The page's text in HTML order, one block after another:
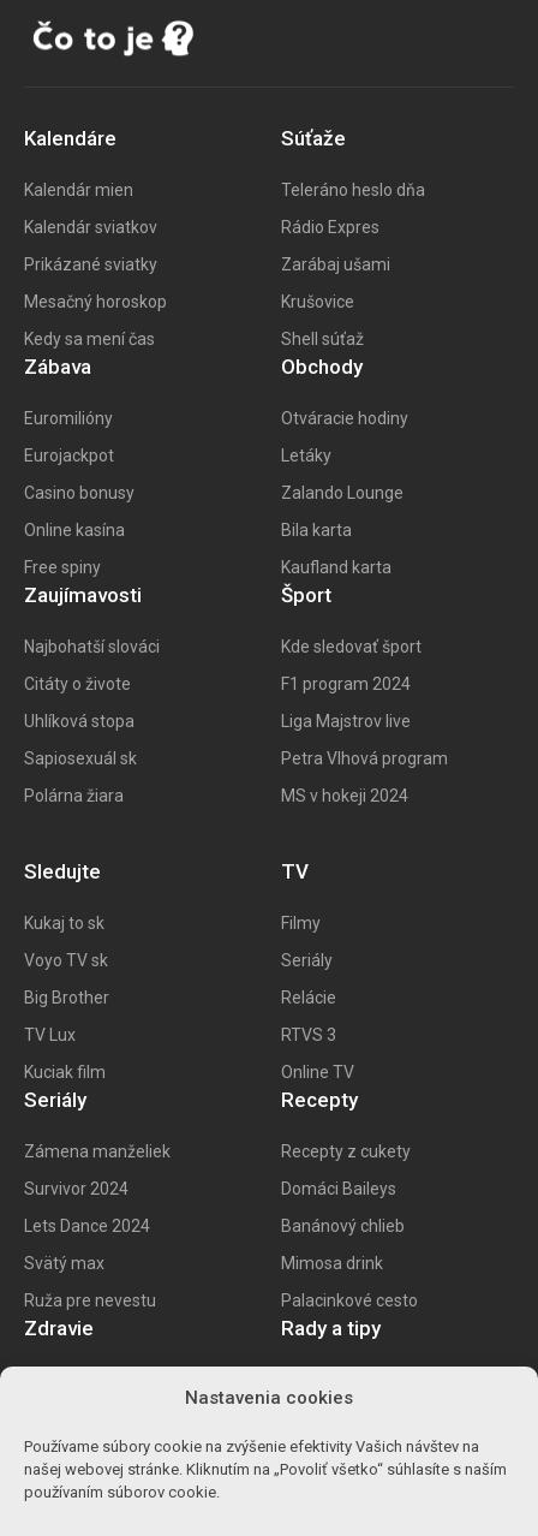
Nastavenia cookies
Používame súbory cookie na zvýšenie efektivity Vašich návštev na
našej webovej stránke. Kliknutím na „Povoliť všetko“ súhlasíte s naším
používaním súborov cookie.
Kalendáre
Kalendár mien
Kalendár sviatkov
Prikázané sviatky
Mesačný horoskop
Kedy sa mení čas
Súťaže
Teleráno heslo dňa
Rádio Expres
Zarábaj ušami
Krušovice
Shell súťaž
Zábava
Euromilióny
Eurojackpot
Casino bonusy
Online kasína
Free spiny
Obchody
Otváracie hodiny
Letáky
Zalando Lounge
Bila karta
Kaufland karta
Zaujímavosti
Najbohatší slováci
Citáty o živote
Uhlíková stopa
Sapiosexuál sk
Polárna žiara
Šport
Kde sledovať šport
F1 program 2024
Liga Majstrov live
Petra Vlhová program
MS v hokeji 2024
Sledujte
Kukaj to sk
Voyo TV sk
Big Brother
TV Lux
Kuciak film
TV
Filmy
Seriály
Relácie
RTVS 3
Online TV
Seriály
Zámena manželiek
Survivor 2024
Lets Dance 2024
Svätý max
Ruža pre nevestu
Recepty
Recepty z cukety
Domáci Baileys
Banánový chlieb
Mimosa drink
Palacinkové cesto
Zdravie
Ako znížiť cholesterol
Ůľava pri migréne
Rady a tipy
Ako na životopis